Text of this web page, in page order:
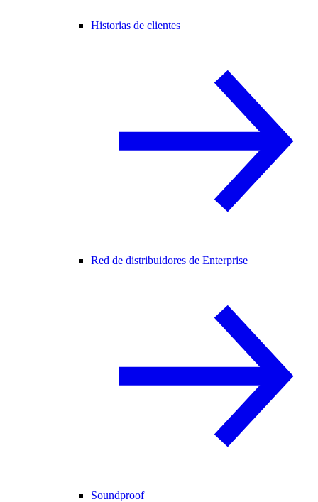
Historias de clientes
Red de distribuidores de Enterprise
Soundproof